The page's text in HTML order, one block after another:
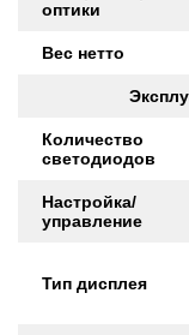
оптики
Вес нетто
Количество
светодиодов
Настройка/
управление
Тип дисплея